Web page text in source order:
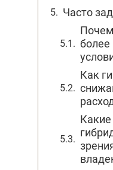
Часто
более
Как